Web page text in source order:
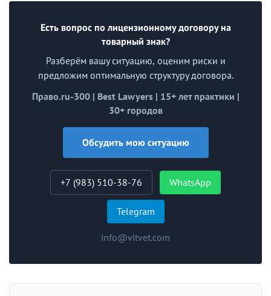
Есть вопрос по лицензионному договору на
товарный знак?
Разберём вашу ситуацию, оценим риски и
предложим оптимальную структуру договора.
Право.ru-300 | Best Lawyers | 15+ лет практики |
30+ городов
Обсудить мою ситуацию
+7 (983) 510-38-76 WhatsApp
Telegram
info@vitvet.com